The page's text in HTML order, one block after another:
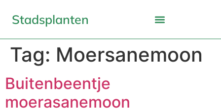
Stadsplanten
Tag: Moersanemoon
Buitenbeentje
moerasanemoon